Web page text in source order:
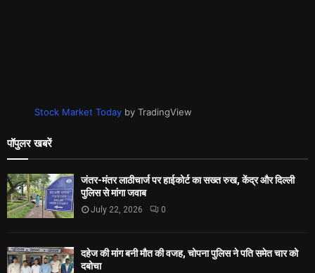
Stock Market Today by TradingView
पॉपुलर खबरें
जंतर-मंतर लाठीचार्ज पर हाईकोर्ट का सख्त रुख, केंद्र और दिल्ली
पुलिस से मांगा जवाब
July 22, 2026 0
दहेज की मांग बनी मौत की वजह, चोपना पुलिस ने पति समेत चार को
दबोचा